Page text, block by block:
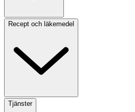
Recept och läkemedel
Tjänster